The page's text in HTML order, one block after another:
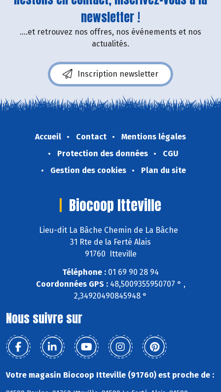
newsletter !
....et retrouvez nos offres, nos événements et nos
actualités.
Inscription newsletter
Accueil Contact
Mentions légales
Protection des données
CGU
Gestion des cookies
Plan du site
Biocoop Itteville
Lieu-dit La Bâche Chemin de La Bâche
31 Rte de la Ferté Alais
91760 Itteville
Téléphone : 01 69 90 28 94
Coordonnées GPS :48,5009355950707 ° ,
2,34920490845948 °
Nous suivre sur
Votre magasin Biocoop Itteville (91760) est proche de :